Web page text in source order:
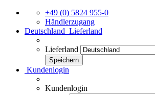
+49 (0) 5824 955-0
Händlerzugang
Deutschland Lieferland
Lieferland
Kundenlogin
Kundenlogin